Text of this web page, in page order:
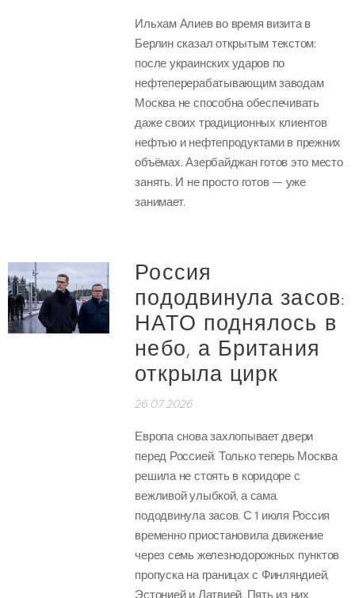
Ильхам Алиев во время визита в
Берлин сказал открытым текстом:
после украинских ударов по
нефтеперерабатывающим заводам
Москва не способна обеспечивать
даже своих традиционных клиентов
нефтью и нефтепродуктами в прежних
объёмах. Азербайджан готов это место
занять. И не просто готов — уже
занимает.
Россия
пододвинула засов:
НАТО поднялось в
небо, а Британия
открыла цирк
26.07.2026
Европа снова захлопывает двери
перед Россией. Только теперь Москва
решила не стоять в коридоре с
вежливой улыбкой, а сама
пододвинула засов. С 1 июля Россия
временно приостановила движение
через семь железнодорожных пунктов
пропуска на границах с Финляндией,
Эстонией и Латвией. Пять из них